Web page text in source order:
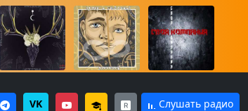
VK Слушать радио